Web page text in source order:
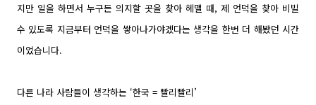
지만 일을 하면서 누구든 의지할 곳을 찾아 헤맬 때, 제 언덕을 찾아 비빌
수 있도록 지금부터 언덕을 쌓아나가야겠다는 생각을 한번 더 해봤던 시간
이었습니다.
다른 나라 사람들이 생각하는 ‘한국 = 빨리빨리’